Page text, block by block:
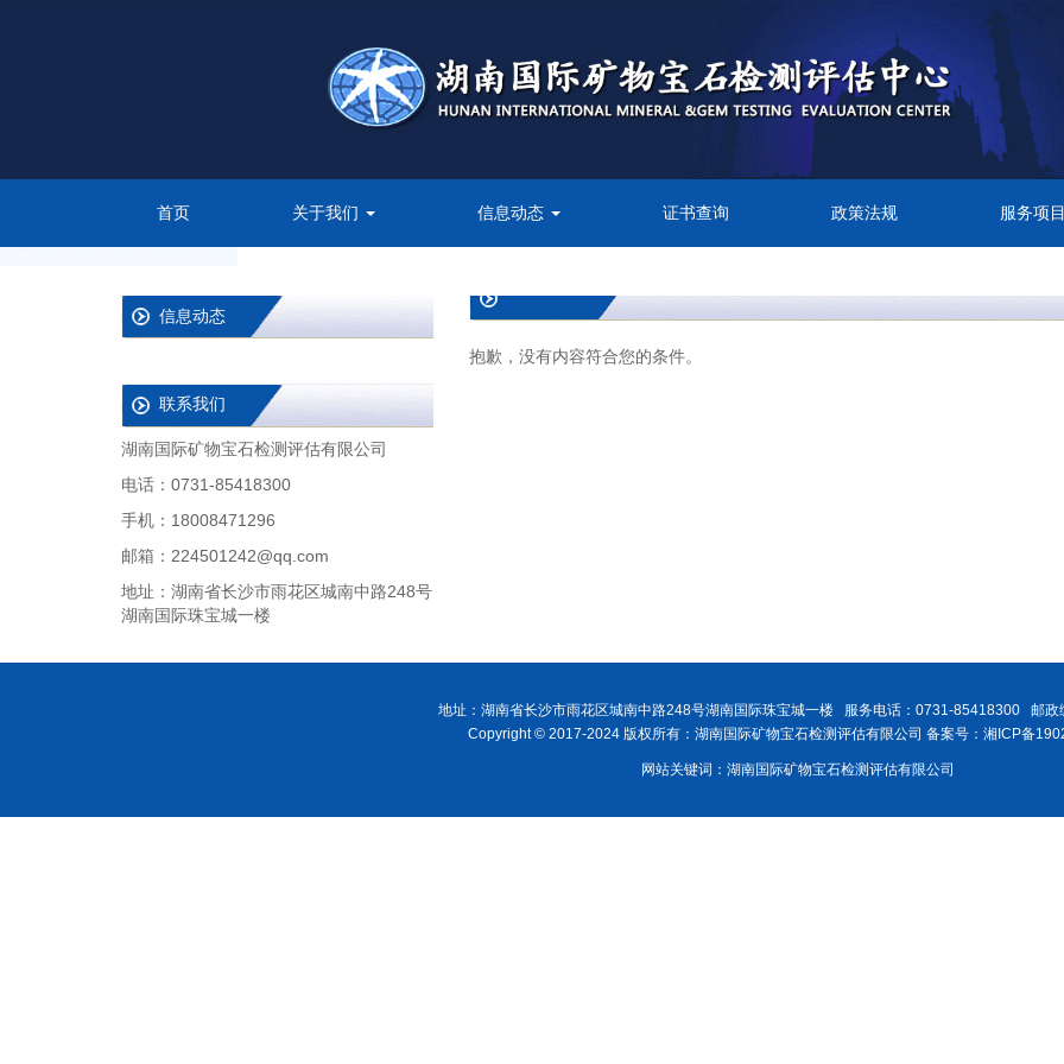
首页 关于我们 信息动态 证书查询 政策法规 服务项目
抱歉，没有内容符合您的条件。
信息动态
联系我们
湖南国际矿物宝石检测评估有限公司
电话：0731-85418300
手机：18008471296
邮箱：224501242@qq.com
地址：湖南省长沙市雨花区城南中路248号
湖南国际珠宝城一楼
地址：湖南省长沙市雨花区城南中路248号湖南国际珠宝城一楼 服务电话：0731-85418300 邮政
Copyright © 2017-2024 版权所有：湖南国际矿物宝石检测评估有限公司 备案号：湘ICP备
网站关键词：湖南国际矿物宝石检测评估有限公司